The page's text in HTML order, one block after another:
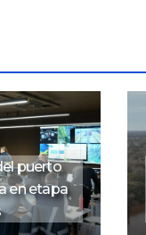
puerto
en etapa